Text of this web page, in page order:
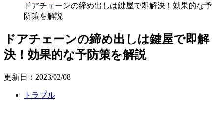
ドアチェーンの締め出しは鍵屋で即解決！効果的な予
防策を解説
ドアチェーンの締め出しは鍵屋で即解
決！効果的な予防策を解説
更新日：2023/02/08
トラブル